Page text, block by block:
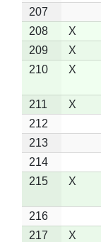
207
208
X
209
X
210
X
211
X
212
213
214
215
X
216
217
X